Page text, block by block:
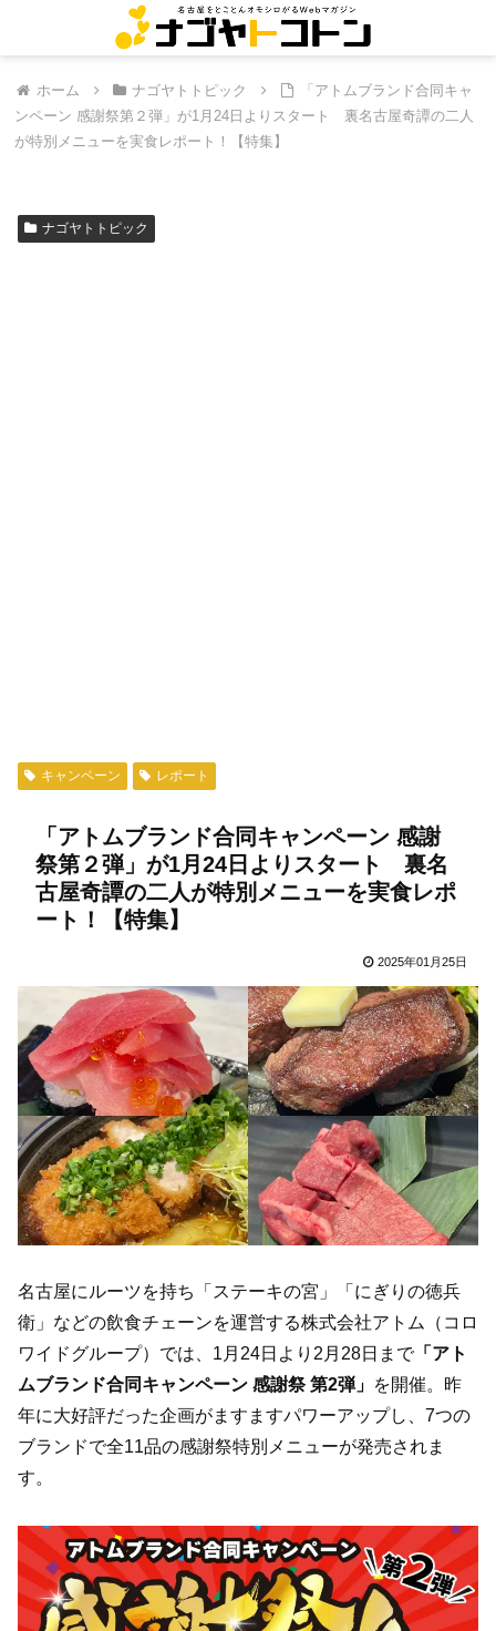
ホーム ナゴヤトトピック
「アトムブランド合同キャ
ンペーン 感謝祭第２弾」が1月24日よりスタート 裏名古屋奇譚の二人
が特別メニューを実食レポート！【特集】
ナゴヤトトピック
キャンペーン レポート
「アトムブランド合同キャンペーン 感謝
祭第２弾」が1月24日よりスタート 裏名
古屋奇譚の二人が特別メニューを実食レポ
ート！【特集】
2025年01月25日
名古屋にルーツを持ち「ステーキの宮」「にぎりの徳兵
衛」などの飲食チェーンを運営する株式会社アトム（コロ
ワイドグループ）では、1月24日より2月28日まで「アト
ムブランド合同キャンペーン 感謝祭 第2弾」 を開催。昨
年に大好評だった企画がますますパワーアップし、7つの
ブランドで全11品の感謝祭特別メニューが発売されま
す。